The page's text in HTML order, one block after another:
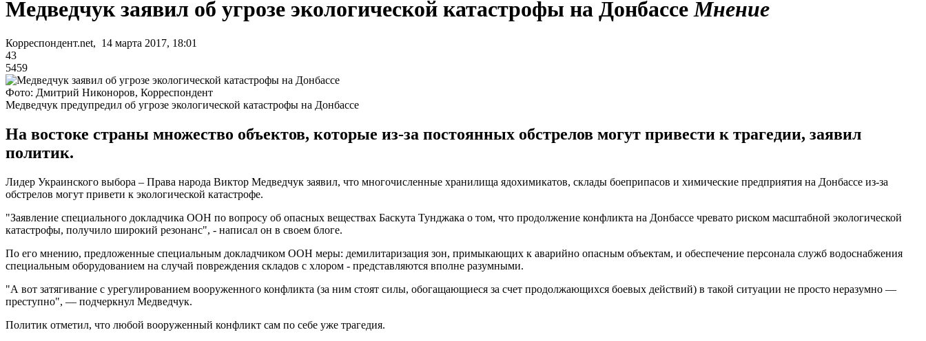
Медведчук заявил об угрозе экологической катастрофы на ДонбассеМнение
Корреспондент.net, 14 марта 2017, 18:01
43
5459
Фото: Дмитрий Никоноров, Корреспондент
Медведчук предупредил об угрозе экологической катастрофы на Донбассе
На востоке страны множество объектов, которые из-за постоянных обстрелов могут привести к трагедии, заявил
политик.
Лидер Украинского выбора – Права народа Виктор Медведчук заявил, что многочисленные хранилища ядохимикатов, склады боеприпасов и химические предприятия на Донбассе из-за
обстрелов могут привети к экологической катастрофе.
"Заявление специального докладчика ООН по вопросу об опасных веществах Баскута Тунджака о том, что продолжение конфликта на Донбассе чревато риском масштабной экологической
катастрофы, получило широкий резонанс", - написал он в своем блоге.
По его мнению, предложенные специальным докладчиком ООН меры: демилитаризация зон, примыкающих к аварийно опасным объектам, и обеспечение персонала служб водоснабжения
специальным оборудованием на случай повреждения складов с хлором - представляются вполне разумными.
"А вот затягивание с урегулированием вооруженного конфликта (за ним стоят силы, обогащающиеся за счет продолжающихся боевых действий) в такой ситуации не просто неразумно ―
преступно", — подчеркнул Медведчук.
Политик отметил, что любой вооруженный конфликт сам по себе уже трагедия.